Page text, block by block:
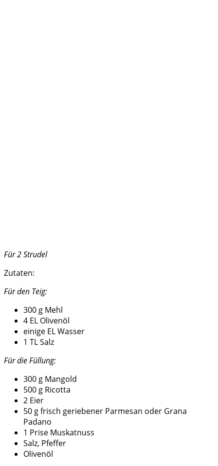
Für 2 Strudel
Zutaten:
Für den Teig:
300 g Mehl
4 EL Olivenöl
einige EL Wasser
1 TL Salz
Für die Füllung:
300 g Mangold
500 g Ricotta
2 Eier
50 g frisch geriebener Parmesan oder Grana
Padano
1 Prise Muskatnuss
Salz, Pfeffer
Olivenöl